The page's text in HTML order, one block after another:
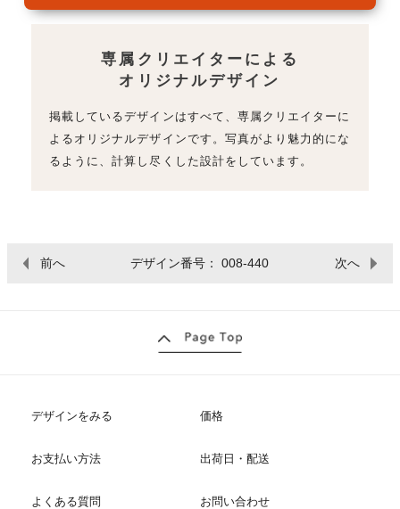
専属クリエイターによる
オリジナルデザイン
掲載しているデザインはすべて、専属クリエイターに
よるオリジナルデザインです。写真がより魅力的にな
るように、計算し尽くした設計をしています。
前へ デザイン番号： 008-440 次へ
デザインをみる 価格
お支払い方法 出荷日・配送
よくある質問 お問い合わせ